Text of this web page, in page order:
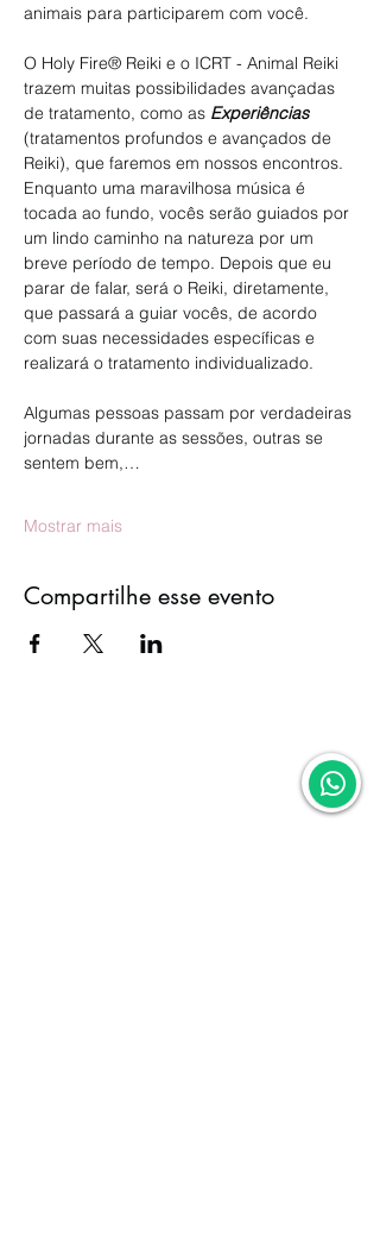
animais para participarem com você.
O Holy Fire® Reiki e o ICRT - Animal Reiki
trazem muitas possibilidades avançadas
de tratamento, como as Experiências
(tratamentos profundos e avançados de
Reiki), que faremos em nossos encontros.
Enquanto uma maravilhosa música é
tocada ao fundo, vocês serão guiados por
um lindo caminho na natureza por um
breve período de tempo. Depois que eu
parar de falar, será o Reiki, diretamente,
que passará a guiar vocês, de acordo
com suas necessidades específicas e
realizará o tratamento individualizado.
Algumas pessoas passam por verdadeiras
jornadas durante as sessões, outras se
sentem bem,…
Mostrar mais
Compartilhe esse evento